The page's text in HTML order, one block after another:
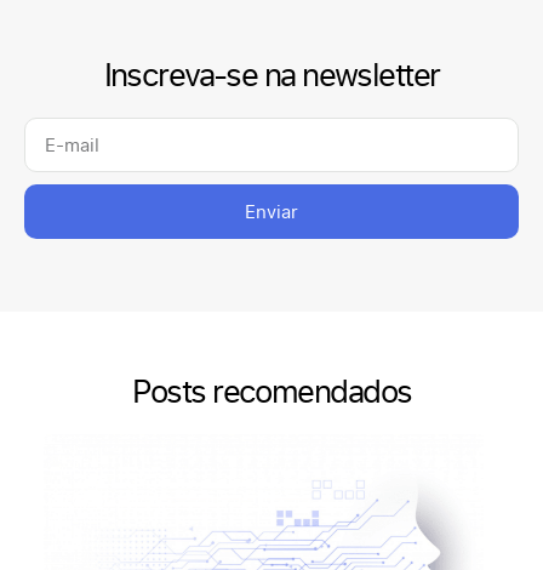
Inscreva-se na newsletter
Enviar
Posts recomendados